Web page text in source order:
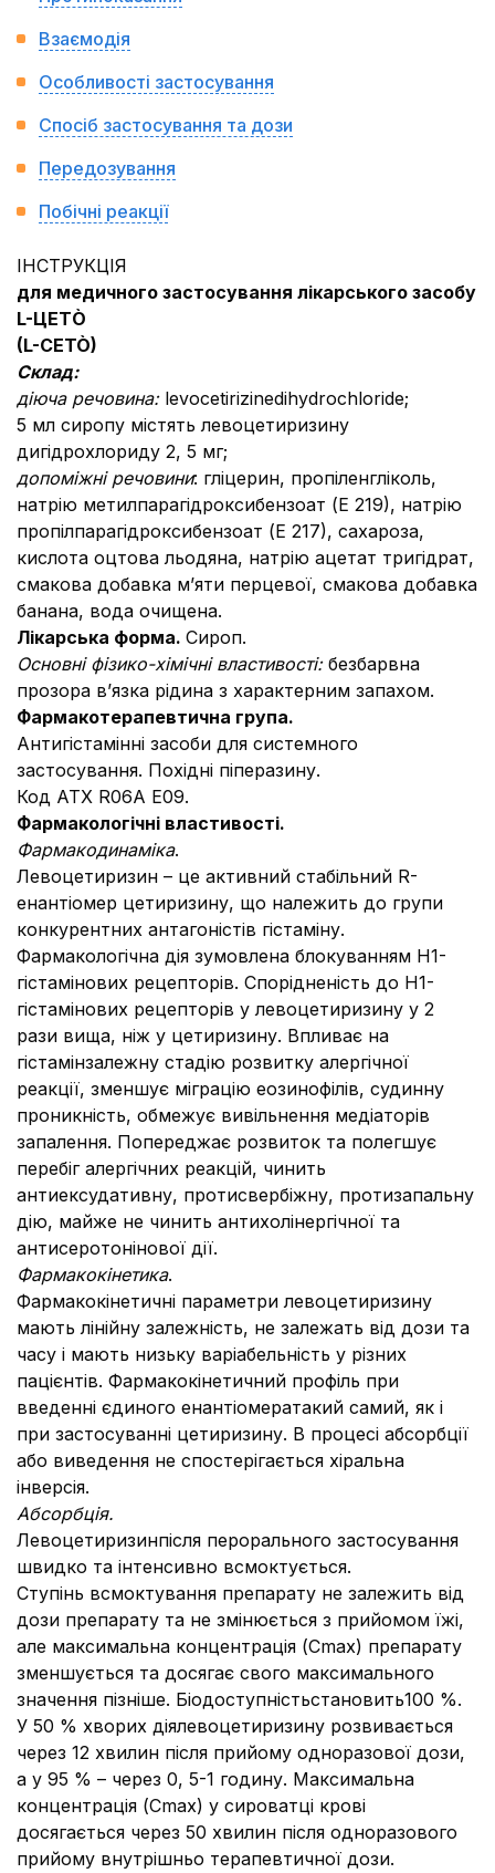
Взаємодія
Особливості застосування
Спосіб застосування та дози
Передозування
Побічні реакції
ІНСТРУКЦІЯ
для медичного застосування лікарського засобу
L-ЦЕТÒ
(L-CETÒ)
Склад:
діюча речовина: levocetirizinedihydrochloride;
5 мл сиропу містять левоцетиризину
дигідрохлориду 2, 5 мг;
допоміжні речовини: гліцерин, пропіленгліколь,
натрію метилпарагідроксибензоат (Е 219), натрію
пропілпарагідроксибензоат (Е 217), сахароза,
кислота оцтова льодяна, натрію ацетат тригідрат,
смакова добавка м’яти перцевої, смакова добавка
банана, вода очищена.
Лікарська форма. Сироп.
Основні фізико-хімічні властивості: безбарвна
прозора в’язка рідина з характерним запахом.
Фармакотерапевтична група.
Антигістамінні засоби для системного
застосування. Похідні піперазину.
Код АТХ R06A Е09.
Фармакологічні властивості.
Фармакодинаміка.
Левоцетиризин – це активний стабільний R-
енантіомер цетиризину, що належить до групи
конкурентних антагоністів гістаміну.
Фармакологічна дія зумовлена блокуванням Н1-
гістамінових рецепторів. Спорідненість до Н1-
гістамінових рецепторів у левоцетиризину у 2
рази вища, ніж у цетиризину. Впливає на
гістамінзалежну стадію розвитку алергічної
реакції, зменшує міграцію еозинофілів, судинну
проникність, обмежує вивільнення медіаторів
запалення. Попереджає розвиток та полегшує
перебіг алергічних реакцій, чинить
антиексудативну, протисвербіжну, протизапальну
дію, майже не чинить антихолінергічної та
антисеротонінової дії.
Фармакокінетика.
Фармакокінетичні параметри левоцетиризину
мають лінійну залежність, не залежать від дози та
часу і мають низьку варіабельність у різних
пацієнтів. Фармакокінетичний профіль при
введенні єдиного енантіомератакий самий, як і
при застосуванні цетиризину. В процесі абсорбції
або виведення не спостерігається хіральна
інверсія.
Абсорбція.
Левоцетиризинпісля перорального застосування
швидко та інтенсивно всмоктується.
Ступінь всмоктування препарату не залежить від
дози препарату та не змінюється з прийомом їжі,
але максимальна концентрація (Сmах) препарату
зменшується та досягає свого максимального
значення пізніше. Біодоступністьстановить100 %.
У 50 % хворих діялевоцетиризину розвивається
через 12 хвилин після прийому одноразової дози,
а у 95 % – через 0, 5-1 годину. Максимальна
концентрація (Сmах) у сироватці крові
досягається через 50 хвилин після одноразового
прийому внутрішньо терапевтичної дози.